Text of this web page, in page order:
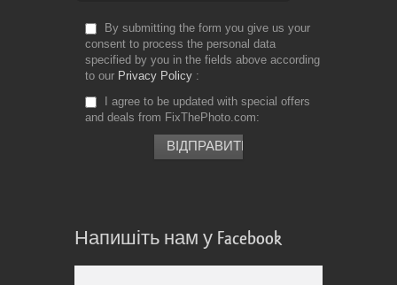
By submitting the form you give us your
consent to process the personal data
specified by you in the fields above according
to our Privacy Policy
I agree to be updated with special offers
and deals from FixThePhoto.com
Напишіть нам у Facebook